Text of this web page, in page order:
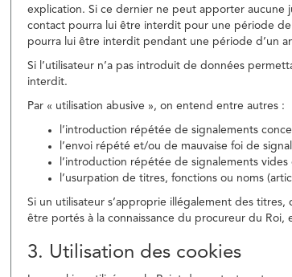
explication. Si ce dernier ne peut apporter aucune
contact pourra lui être interdit pour une période de
pourra lui être interdit pendant une période d’un
Si l’utilisateur n’a pas introduit de données
interdit.
Par « utilisation abusive », on entend entre autres :
l’introduction répétée de signalements
l’envoi répété et/ou de mauvaise foi de
l’introduction répétée de signalements vides
l’usurpation de titres, fonctions ou noms
Si un utilisateur s’approprie illégalement des
être portés à la connaissance du procureur du Roi,
3. Utilisation des cookies